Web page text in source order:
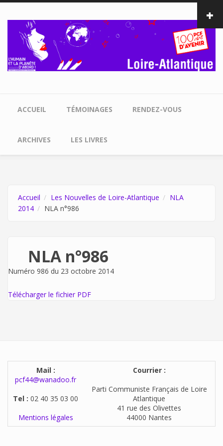
Aller au contenu principal
ACCUEIL TÉMOINAGES RENDEZ-VOUS
ARCHIVES LES LIVRES
Accueil Les Nouvelles de Loire-Atlantique
NLA
2014
NLA n°986
NLA n°986
Numéro 986 du 23 octobre 2014
Télécharger le fichier PDF
Mail :
pcf44@wanadoo.fr
Tel : 02 40 35 03 00
Mentions légales
Courrier :
Parti Communiste Français de Loire
Atlantique
41 rue des Olivettes
44000 Nantes